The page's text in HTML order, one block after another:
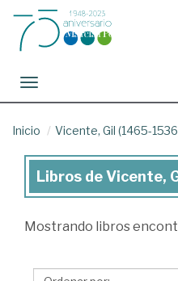
Toggle navigation
Inicio Vicente, Gil (1465-
Libros
Vicente,
Libros de Vicente,
Mostrando libros